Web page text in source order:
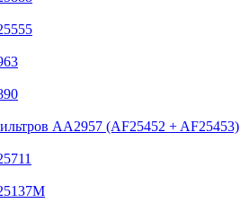
AA2957 (AF25452 + AF25453)